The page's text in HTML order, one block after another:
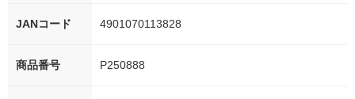
JANコード 4901070113828
商品番号 P250888